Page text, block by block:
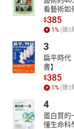
看藝術如
$385
1 % (賺3
3
扁平時代
書】
$385
1 % (賺3
4
蛋白質的
懂生命科